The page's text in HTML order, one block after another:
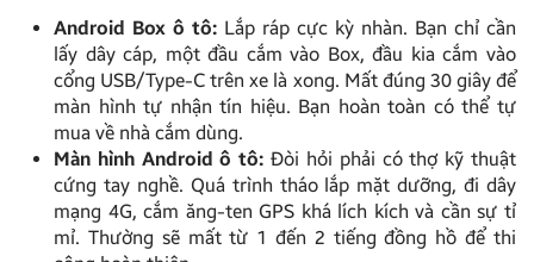
Android Box ô tô: Lắp ráp cực kỳ nhàn. Bạn chỉ cần
lấy dây cáp, một đầu cắm vào Box, đầu kia cắm vào
cổng USB/Type-C trên xe là xong. Mất đúng 30 giây để
màn hình tự nhận tín hiệu. Bạn hoàn toàn có thể tự
mua về nhà cắm dùng.
Màn hình Android ô tô: Đòi hỏi phải có thợ kỹ thuật
cứng tay nghề. Quá trình tháo lắp mặt dưỡng, đi dây
mạng 4G, cắm ăng-ten GPS khá lích kích và cần sự tỉ
mỉ. Thường sẽ mất từ 1 đến 2 tiếng đồng hồ để thi